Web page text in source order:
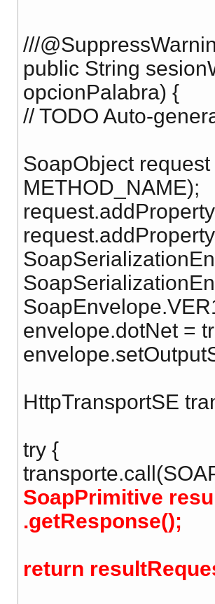
///
public String
opcionPalabra) {
// TODO Auto-
SoapObject
METHOD_NAME);
envelope.dotNet =
HttpTransportSE
try {
SoapPrimitive
.getResponse();
return